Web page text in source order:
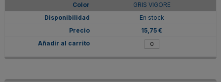
GRIS VIGORE
En stock
15,75 €